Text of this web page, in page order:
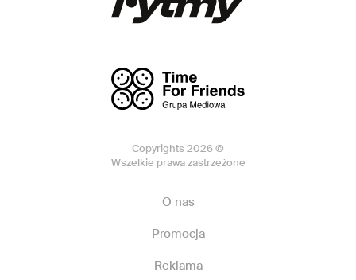
Copyrights 2026 ©
Wszelkie prawa zastrzeżone
O nas
Promocja
Reklama